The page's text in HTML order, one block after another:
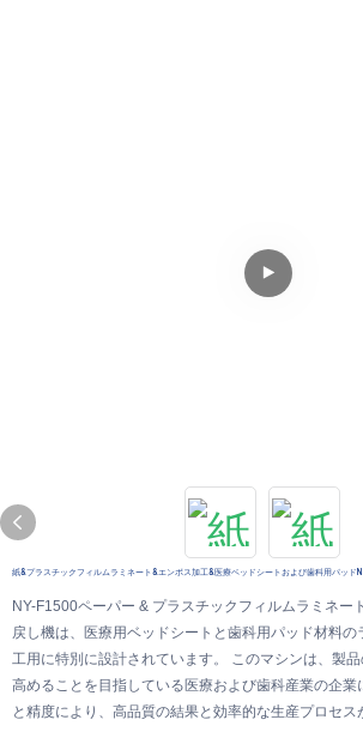
紙&プラスチックフィルムラミネート&エンボス加工&医療ベッドシートおよび歯科用パッド
NY-F1500ペーパー & プラスチックフィルムラミネー
戻し機は、医療用ベッドシートと歯科用パッド材料の
工用に特別に設計されています。 このマシンは、製
高めることを目指している医療および歯科産業の企業
と精度により、高品質の結果と効率的な生産プロセス